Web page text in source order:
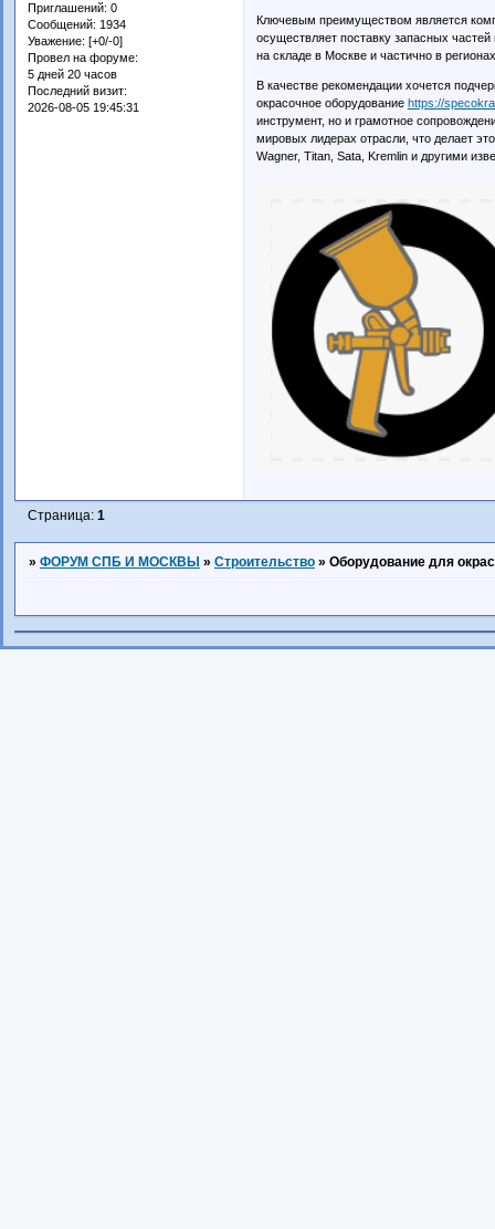
Приглашений: 0
Сообщений: 1934
Уважение: [+0/-0]
Провел на форуме:
5 дней 20 часов
Последний визит:
2026-08-05 19:45:31
Ключевым преимуществом является
осуществляет поставку запасных
на складе в Москве и частично в
В качестве рекомендации хочется
окрасочное оборудование https://
инструмент, но и грамотное
мировых лидерах отрасли, что делает
Wagner, Titan, Sata, Kremlin и другими
Страница: 1
» ФОРУМ СПБ И МОСКВЫ » Строительство » Оборудование для